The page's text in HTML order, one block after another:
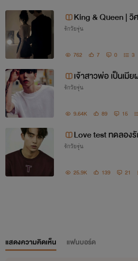
King & Queen | วิ
รักวัยรุ่น
762 7 0 3
เจ้าสาวพ่อ เป็นเมี
รักวัยรุ่น
9.64K 89 15
Love test ทดลอง
รักวัยรุ่น
25.9K 139 21
แสดงความคิดเห็น แฟนบอร์ด